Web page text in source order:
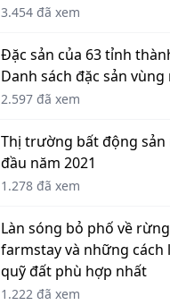
3.454 đã xem
Đặc sản của 63 tỉnh
Danh sách đặc sản vùng
2.597 đã xem
Thị trường bất động
đầu năm 2021
1.278 đã xem
Làn sóng bỏ phố về
farmstay và những cách
quỹ đất phù hợp nhất
1.222 đã xem